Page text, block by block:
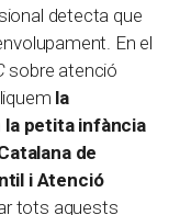
detecta que
En el
sobre atenció
la
la petita infància
de
i Atenció
tots aquests